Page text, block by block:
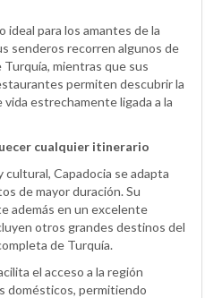
ideal para los amantes de la
senderos recorren algunos de
mientras que sus
permiten descubrir la
estrechamente ligada a la
cualquier itinerario
cultural, Capadocia se adapta
de mayor duración. Su
además en un excelente
otros grandes destinos del
de Turquía.
el acceso a la región
domésticos, permitiendo